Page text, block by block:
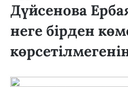
Дүйсенова
неге бірден